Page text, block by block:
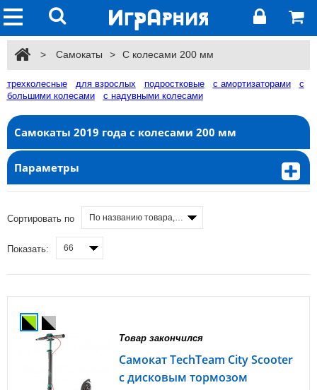
> Самокаты > С колесами 200 мм
трехколесные для взрослых подростковые с амортизаторами
с
большими колесами
с надувными колесами
Самокаты 2019 года с колесами 200 мм
Параметры
Сортировать по По названию товара, от А до Я
Показать: 66
Товар закончился
Самокат TechTeam City Scooter
с дисковым тормозом